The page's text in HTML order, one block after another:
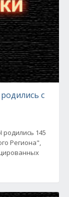
с
145
Региона",